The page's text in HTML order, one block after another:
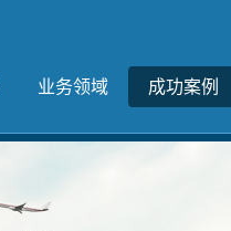
业务领域 成功案例